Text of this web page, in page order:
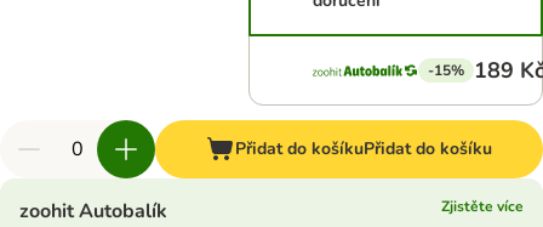
-15% 189
Přidat do košíkuPřidat do košíku
zoohit Autobalík
Zjistěte více